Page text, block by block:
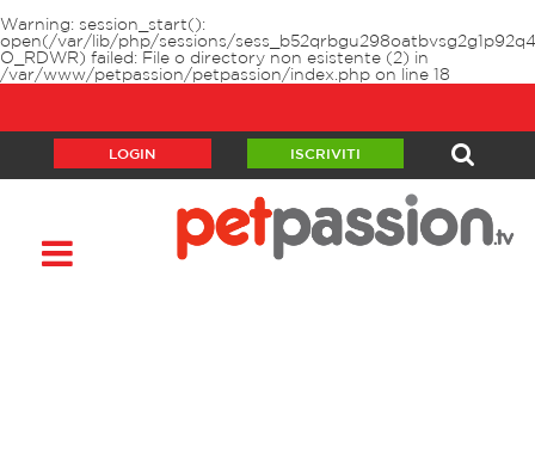
Warning: session_start():
open(/var/lib/php/sessions/
O_RDWR) failed: File o directory non esistente (2) in
/var/www/petpassion/petpassion/index.php on line 18
LOGIN ISCRIVITI